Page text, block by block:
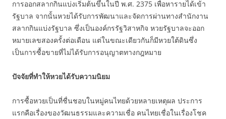
การออกสลากกินแบ่งเริ่มต้นขึ้นในปี พ.ศ. 2375 เพื่อหารายได้เข้า
รัฐบาล จากนั้นหวยได้รับการพัฒนาและจัดการผ่านทางสำนักงาน
สลากกินแบ่งรัฐบาล ซึ่งเป็นองค์กรรัฐวิสาหกิจ หวยรัฐบาลจะออก
หมายเลขสองครั้งต่อเดือน แต่ในขณะเดียวกันก็มีหวยใต้ดินซึ่ง
เป็นการซื้อขายที่ไม่ได้รับการอนุญาตทางกฎหมาย
ปัจจัยที่ทำให้หวยได้รับความนิยม
การซื้อหวยเป็นที่ชื่นชอบในหมู่คนไทยด้วยหลายเหตุผล ประการ
แรกคือเรื่องของวัฒนธรรมและความเชื่อ คนไทยเชื่อในเรื่องโชค